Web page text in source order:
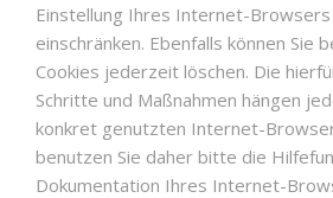
Einstellung Ihres Internet-
einschränken. Ebenfalls können Sie
Cookies jederzeit löschen. Die
Schritte und Maßnahmen hängen
konkret genutzten Internet-
benutzen Sie daher bitte die
Dokumentation Ihres Internet-